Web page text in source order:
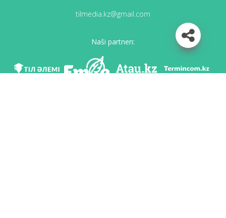
tilmedia.kz@gmail.com
Naši partnerı: